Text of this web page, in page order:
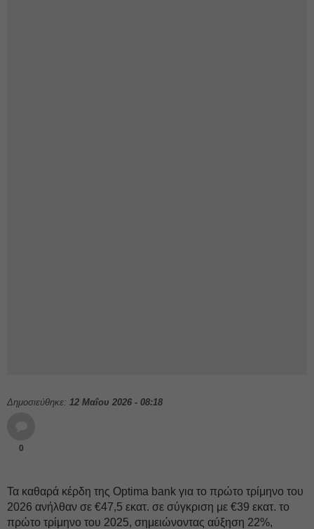
Δημοσιεύθηκε: 12 Μαΐου 2026 - 08:18
0
Τα καθαρά κέρδη της Optima bank για το πρώτο τρίμηνο του
2026 ανήλθαν σε €47,5 εκατ. σε σύγκριση με €39 εκατ. το
πρώτο τρίμηνο του 2025, σημειώνοντας αύξηση 22%,